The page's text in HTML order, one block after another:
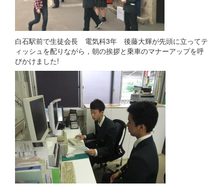
白石駅前で生徒会長 電気科3年 後藤大輝が先頭に立ってテ
ィッシュを配りながら，朝の挨拶と乗車のマナーアップを呼
びかけました!